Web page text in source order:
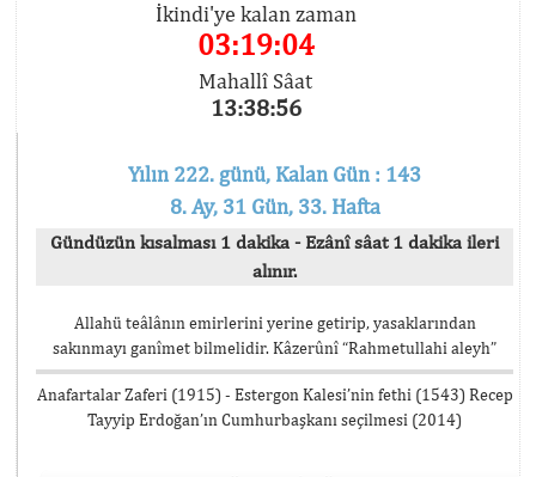
İkindi'ye kalan zaman
03:19:04
Mahallî Sâat
13:38:56
Yılın 222. günü, Kalan Gün : 143
8. Ay, 31 Gün, 33. Hafta
Gündüzün kısalması 1 dakika - Ezânî sâat 1 dakika ileri
alınır.
Allahü teâlânın emirlerini yerine getirip, yasaklarından
sakınmayı ganîmet bilmelidir. Kâzerûnî “Rahmetullahi aleyh”
Anafartalar Zaferi (1915) - Estergon Kalesi’nin fethi (1543) Recep
Tayyip Erdoğan’ın Cumhurbaşkanı seçilmesi (2014)